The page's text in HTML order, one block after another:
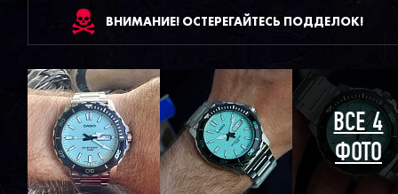
ВНИМАНИЕ! ОСТЕРЕГАЙТЕСЬ ПОДДЕЛОК!
ВСЕ 4
ФОТО